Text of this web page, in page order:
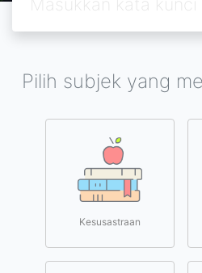
Pilih subjek yang
Kesusastraan